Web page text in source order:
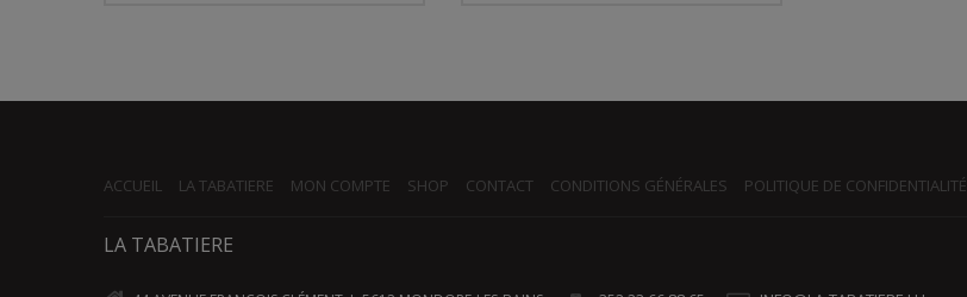
ACCUEIL LA TABATIERE MON COMPTE SHOP CONTACT CONDITIONS GÉNÉRALES POLITIQUE DE CONFIDENTIALITÉ
LA TABATIERE